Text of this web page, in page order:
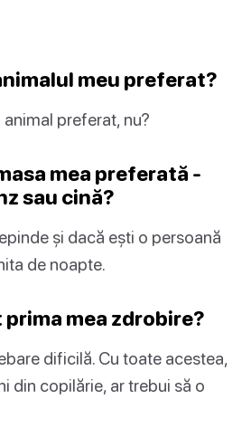
meu preferat?
preferat, nu?
mea preferată -
sau cină?
și dacă ești o persoană
de noapte.
mea zdrobire?
dificilă. Cu toate acestea,
din copilărie, ar trebui să o